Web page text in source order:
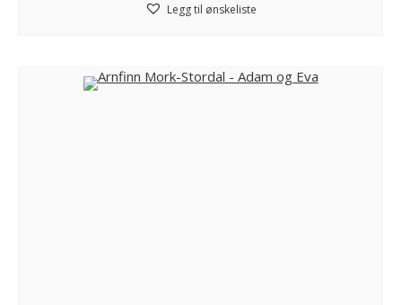
Legg til ønskeliste